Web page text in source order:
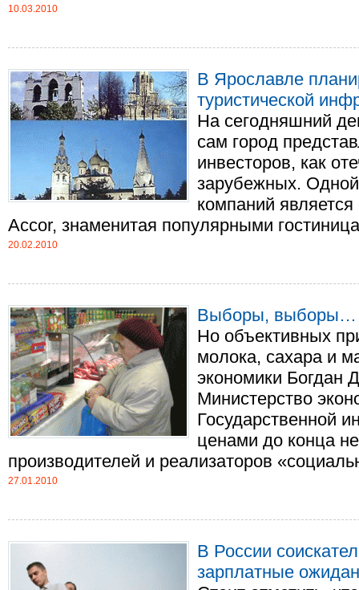
10.03.2010
В Ярославле
туристической
На сегодняшний
сам город
инвесторов, как
зарубежных.
компаний
Accor, знаменитая популярными
20.02.2010
Выборы, выборы…
Но объективных
молока, сахара и
экономики Богдан
Министерство
Государственной
ценами до конца
производителей и реализаторов
27.01.2010
В России
зарплатные